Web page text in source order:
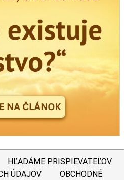
HĽADÁME PRISPIEVATEĽOV
ÚDAJOV
OBCHODNÉ